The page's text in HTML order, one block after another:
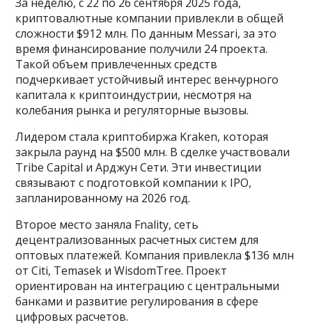
криптовалютные компании привлекли в общей
сложности $912 млн. По данным Messari, за это
время финансирование получили 24 проекта.
Такой объем привлеченных средств
подчеркивает устойчивый интерес венчурного
капитала к криптоиндустрии, несмотря на
колебания рынка и регуляторные вызовы.
Лидером стала криптобиржа Kraken, которая
закрыла раунд на $500 млн. В сделке участвовали
Tribe Capital и Арджун Сети. Эти инвестиции
связывают с подготовкой компании к IPO,
запланированному на 2026 год.
Второе место заняла Fnality, сеть
децентрализованных расчетных систем для
оптовых платежей. Компания привлекла $136 млн
от Citi, Temasek и WisdomTree. Проект
ориентирован на интеграцию с центральными
банками и развитие регулирования в сфере
цифровых расчетов.